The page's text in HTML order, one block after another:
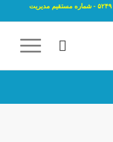
شرکت پگاه تهران پارسه جام با شماره ثبت : ۵۲۴۹۰۳ - شماره مستقیم مدیریت